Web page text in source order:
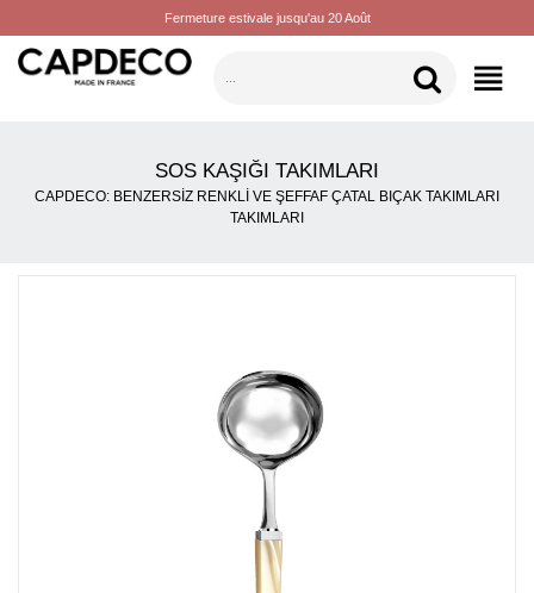
Fermeture estivale jusqu'au 20 Août
KATEGORILER
SOS KAŞIĞI TAKIMLARI
CAPDECO: BENZERSIZ RENKLI VE ŞEFFAF ÇATAL BIÇAK TAKIMLARI
TAKIMLARI